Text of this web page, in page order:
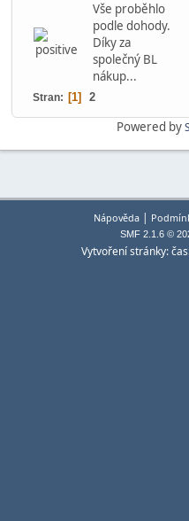
Vše proběhlo
podle dohody.
Díky za
společný BL
nákup...
Stran 1 2
Powered by
Nápověda|
SMF 2.1.6 ©
Vytvoření stránky: